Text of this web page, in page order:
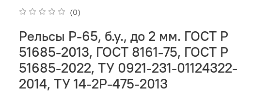
(0)
Рельсы Р-65, б.у., до 2 мм. ГОСТ Р
51685-2013, ГОСТ 8161-75, ГОСТ Р
51685-2022, ТУ 0921-231-01124322-
2014, ТУ 14-2Р-475-2013